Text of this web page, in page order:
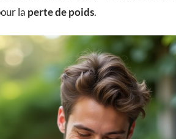
la perte de poids.